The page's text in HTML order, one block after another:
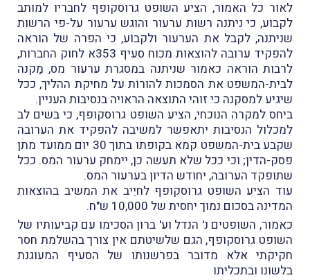
לאור כל האמור, הציע השופט גרוסקופף לחבריו למותב
לקבוֹע, כי ניתנה רשות ערעור והוגש ערעור על-פי הרשות
שניתנה, לקבל את הערעור ולקבוֹע, כי הפרה של הוראה
להפקיד ערובה להוצאות מכוח סעיף 353א לחוק החברות,
לרבות הוראה כאמור שניתנה במסגרת ערעור מס, מַקנה
לבית-המשפט את הסמכות להורוֹת על מחיקת ההליך, ככל
שיגיע למסקנה כי זוהי התוצאה הראויה בנסיבות העניין.
ביחס למקרה הנוכחי, הציע השופט גרוסקופף, כי בשים לב
למכלול הנסיבות יתאפשר למשיבה להפקיד את הערובה
שקבע בית-המשפט קמא בקופתו בתוך 30 יום ממועד מתן
פסק-הדין; וכי ככל שלא תעשה כן, יימחק ערעור המס. ככל
שתופקד הערובה, יחודש הדיון בערעור המס.
עוד הציע השופט גרוסקופף לחיֵיב את המשיב בהוצאות
המדינה בסכום נמוך יחסית של 10,000 ש"ח.
כאמור, השופטים נ' הנדל וע' ברון הסכימו עם קביעותיו של
השופט גרוסקופף, הגם שלשיטתם אין צורך בהשלמת חסר
חקיקתי אלא מדובר בפרשנותו של הסעיף המעוגנת
בלשונו ובתכליתו